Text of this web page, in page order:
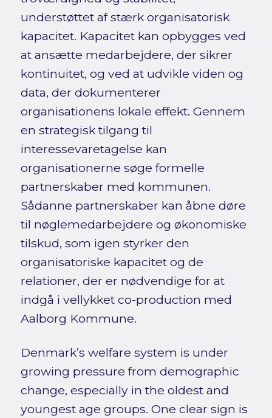
understøttet af stærk organisatorisk
kapacitet. Kapacitet kan opbygges ved
at ansætte medarbejdere, der sikrer
kontinuitet, og ved at udvikle viden og
data, der dokumenterer
organisationens lokale effekt. Gennem
en strategisk tilgang til
interessevaretagelse kan
organisationerne søge formelle
partnerskaber med kommunen.
Sådanne partnerskaber kan åbne døre
til nøglemedarbejdere og økonomiske
tilskud, som igen styrker den
organisatoriske kapacitet og de
relationer, der er nødvendige for at
indgå i vellykket co-production med
Aalborg Kommune.
Denmark’s welfare system is under
growing pressure from demographic
change, especially in the oldest and
youngest age groups. One clear sign is